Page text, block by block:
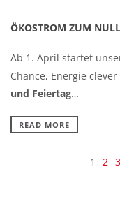
ÖKOSTROM ZUM
Ab 1. April startet
Chance, Energie
und Feiertag…
READ MORE
1 2 3